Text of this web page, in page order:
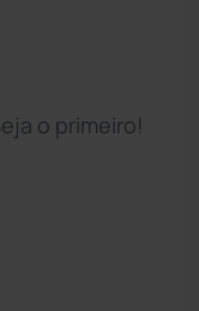
o primeiro!